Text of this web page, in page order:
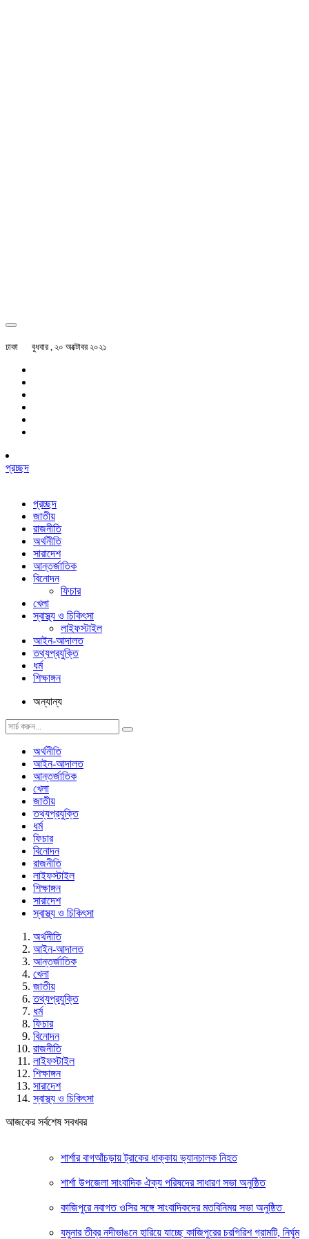
ঢাকা বুধবার , ২০ অক্টোবর ২০২১
প্রচ্ছদ
প্রচ্ছদ
জাতীয়
রাজনীতি
অর্থনীতি
সারাদেশ
আন্তর্জাতিক
বিনোদন
ফিচার
খেলা
স্বাস্থ্য ও চিকিৎসা
লাইফস্টাইল
আইন-আদালত
তথ্যপ্রযুক্তি
ধর্ম
শিক্ষাঙ্গন
অন্যান্য
অর্থনীতি
আইন-আদালত
আন্তর্জাতিক
খেলা
জাতীয়
তথ্যপ্রযুক্তি
ধর্ম
ফিচার
বিনোদন
রাজনীতি
লাইফস্টাইল
শিক্ষাঙ্গন
সারাদেশ
স্বাস্থ্য ও চিকিৎসা
অর্থনীতি
আইন-আদালত
আন্তর্জাতিক
খেলা
জাতীয়
তথ্যপ্রযুক্তি
ধর্ম
ফিচার
বিনোদন
রাজনীতি
লাইফস্টাইল
শিক্ষাঙ্গন
সারাদেশ
স্বাস্থ্য ও চিকিৎসা
আজকের সর্বশেষ সবখবর
শার্শার বাগআঁচড়ায় ট্রাকের ধাক্কায় ভ্যানচালক নিহত
শার্শা উপজেলা সাংবাদিক ঐক্য পরিষদের সাধারণ সভা অনুষ্ঠিত
কাজিপুরে নবাগত ওসির সঙ্গে সাংবাদিকদের মতবিনিময় সভা অনুষ্ঠিত
যমুনার তীব্র নদীভাঙনে হারিয়ে যাচ্ছে কাজিপুরের চরগিরিশ গ্রামটি, নির্ঘুম